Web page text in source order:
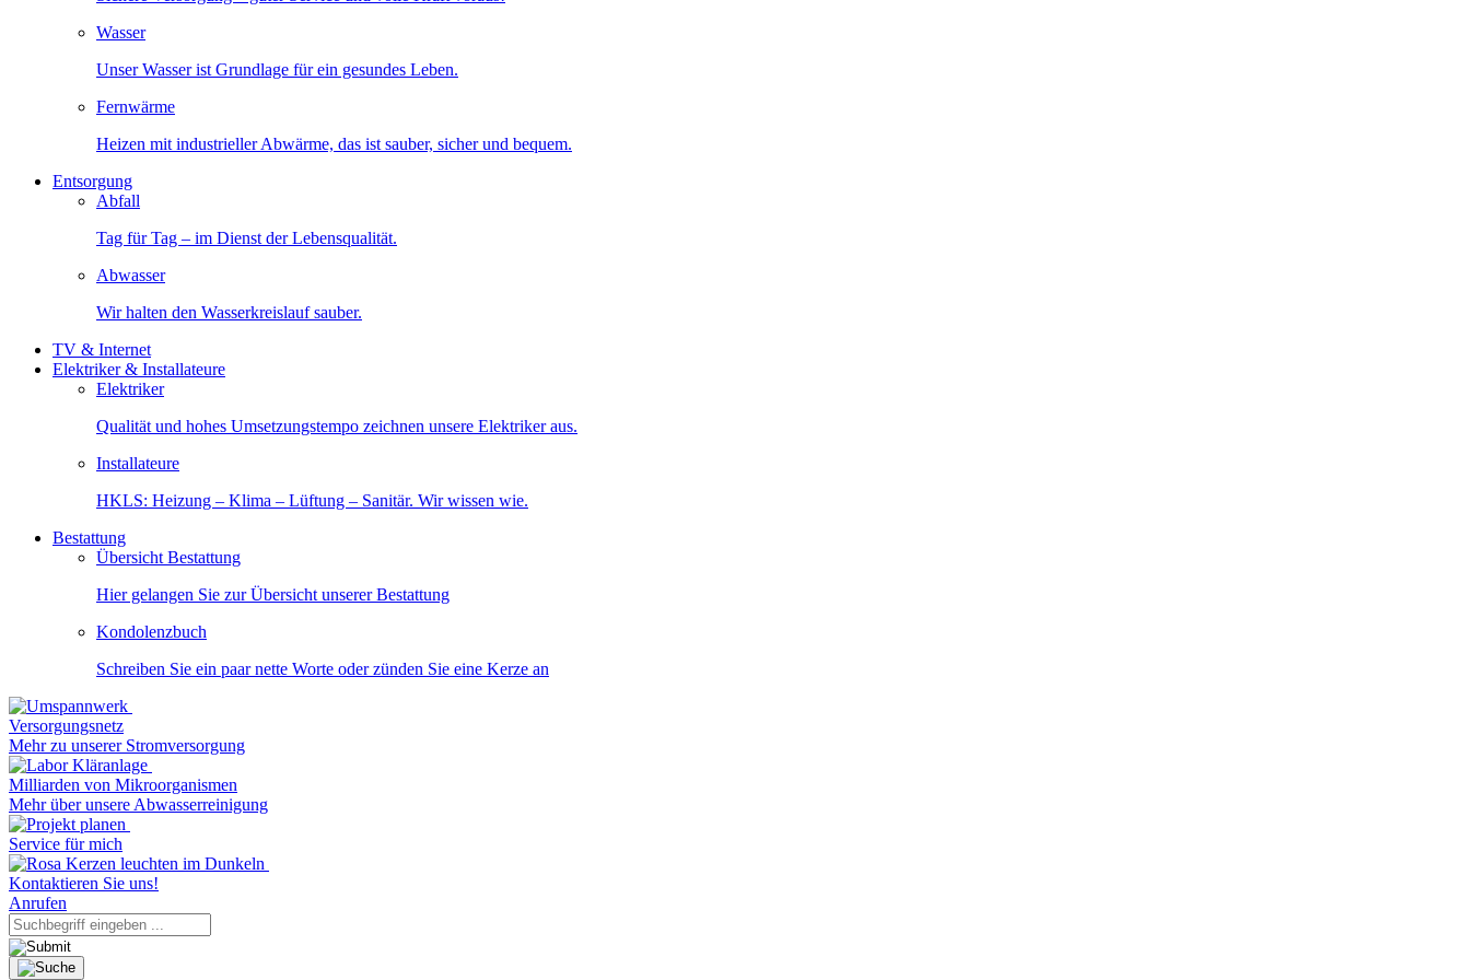
Wasser
Unser Wasser ist Grundlage für ein gesundes Leben.
Fernwärme
Heizen mit industrieller Abwärme, das ist sauber, sicher und bequem.
Entsorgung
Abfall
Tag für Tag – im Dienst der Lebensqualität.
Abwasser
Wir halten den Wasserkreislauf sauber.
TV & Internet
Elektriker & Installateure
Elektriker
Qualität und hohes Umsetzungstempo zeichnen unsere Elektriker aus.
Installateure
HKLS: Heizung – Klima – Lüftung – Sanitär. Wir wissen wie.
Bestattung
Übersicht Bestattung
Hier gelangen Sie zur Übersicht unserer Bestattung
Kondolenzbuch
Schreiben Sie ein paar nette Worte oder zünden Sie eine Kerze an
Versorgungsnetz
Mehr zu unserer Stromversorgung
Milliarden von Mikroorganismen
Mehr über unsere Abwasserreinigung
Service für mich
Kontaktieren Sie uns!
Anrufen